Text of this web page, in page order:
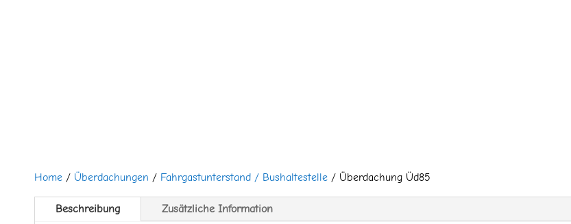
Home/ Überdachungen / Fahrgastunterstand / Bushaltestelle/ Überdachung Üd85
Beschreibung Zusätzliche Information